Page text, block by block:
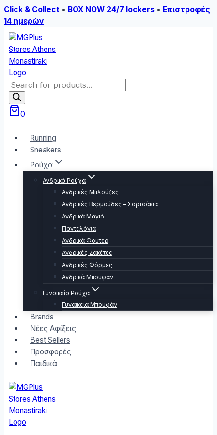
Click & Collect • BOX NOW 24/7 lockers • Επιστροφές
14 ημερών
Skip
to
content
Products
search
0
Running
Sneakers
Ρούχα
Ανδρικά Ρούχα
Ανδρικές Μπλούζες
Ανδρικές Βερμούδες – Σορτσάκια
Ανδρικά Μαγιό
Παντελόνια
Ανδρικά Φούτερ
Ανδρικές Ζακέτες
Ανδρικές Φόρμες
Ανδρικά Μπουφάν
Γυναικεία Ρούχα
Γυναικεία Μπουφάν
Brands
Νέες Αφίξεις
Best Sellers
Προσφορές
Παιδικά